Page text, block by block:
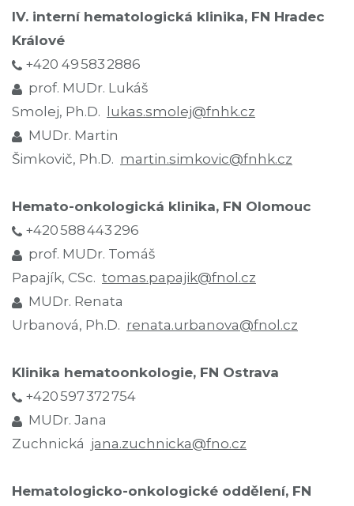
IV. interní hematologická klinika, FN Hradec
Králové
+420 49 583 2886
prof. MUDr. Lukáš
Smolej, Ph.D.
lukas.smolej@fnhk.cz
MUDr. Martin
Šimkovič, Ph.D. martin.simkovic@fnhk.cz
Hemato-onkologická klinika, FN Olomouc
+420 588 443 296
prof. MUDr. Tomáš
Papajík, CSc. tomas.papajik@fnol.cz
MUDr. Renata
Urbanová, Ph.D. renata.urbanova@fnol.cz
Klinika hematoonkologie, FN Ostrava
+420 597 372 754
MUDr. Jana
Zuchnická jana.zuchnicka@fno.cz
Hematologicko-onkologické oddělení, FN